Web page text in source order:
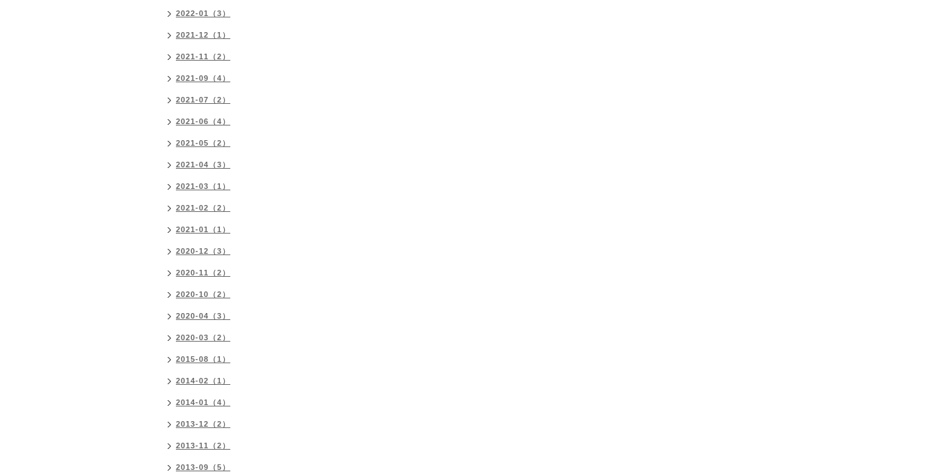
2022-01（3）
2021-12（1）
2021-11（2）
2021-09（4）
2021-07（2）
2021-06（4）
2021-05（2）
2021-04（3）
2021-03（1）
2021-02（2）
2021-01（1）
2020-12（3）
2020-11（2）
2020-10（2）
2020-04（3）
2020-03（2）
2015-08（1）
2014-02（1）
2014-01（4）
2013-12（2）
2013-11（2）
2013-09（5）